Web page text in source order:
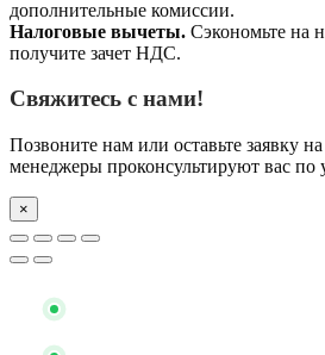
дополнительные комиссии.
Налоговые вычеты. Сэкономьте на
получите зачет НДС.
Свяжитесь с нами!
Позвоните нам или оставьте заявку
менеджеры проконсультируют вас по
×